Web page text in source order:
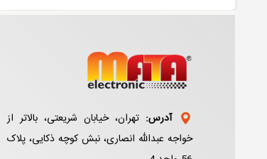
آدرس: تهران، خیابان شریعتی، بالاتر از
خواجه عبدالله انصاری، نبش کوچه ذکایی، پلاک